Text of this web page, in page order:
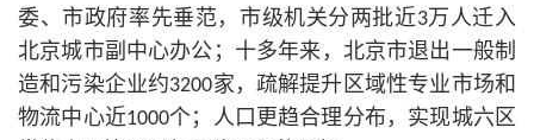
委、市政府率先垂范，市级机关分两批近3万人迁入
北京城市副中心办公；十多年来，北京市退出一般制
造和污染企业约3200家，疏解提升区域性专业市场和
物流中心近1000个；人口更趋合理分布，实现城六区